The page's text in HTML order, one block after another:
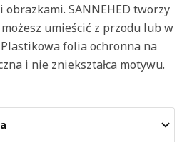
SANNEHED tworzy
umieścić z przodu lub w
folia ochronna na
i nie zniekształca motywu.